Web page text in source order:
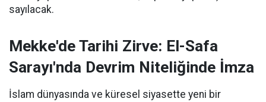
sayılacak.
Mekke'de Tarihi Zirve: El-Safa
Sarayı'nda Devrim Niteliğinde İmza
İslam dünyasında ve küresel siyasette yeni bir